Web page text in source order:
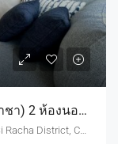
ให้เช่า The ZEA Sriracha (เดอะ ซี ศรีราชา) 2 ห้องนอน ชั้น 16 | เช่า 25,000 บ./เดือน , ขาย 7.2 ลบ.
The Zea Sriracha เดอะ ซี ศรีราชา, Bang Phra, Si Racha District, Chon Buri, Thailand